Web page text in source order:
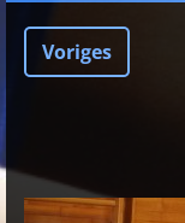
Voriges